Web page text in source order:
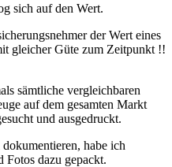
sich auf den Wert.
der Wert eines
gleicher Güte zum Zeitpunkt !!
sämtliche vergleichbaren
auf dem gesamten Markt
und ausgedruckt.
habe ich
Fotos dazu gepackt.